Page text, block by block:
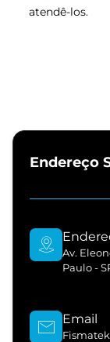
atendê-los.
Endereço
Av.
Paulo -
Email